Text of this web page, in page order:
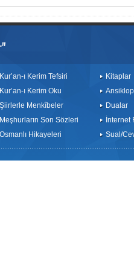
Kur’an-ı Kerim Tefsiri
Kur’an-ı Kerim Oku
Şiirlerle Menkîbeler
Meşhurların Son Sözleri
Osmanlı Hikayeleri
Kitaplar
Dualar
İnternet
Sual/